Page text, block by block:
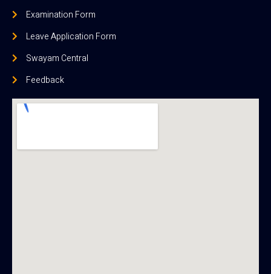
Examination Form
Leave Application Form
Swayam Central
Feedback